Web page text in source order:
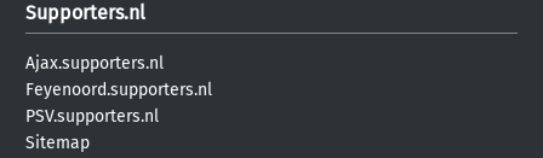
Supporters.nl
Ajax.supporters.nl
Feyenoord.supporters.nl
PSV.supporters.nl
Sitemap